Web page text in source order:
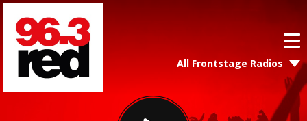
All Frontstage Radios